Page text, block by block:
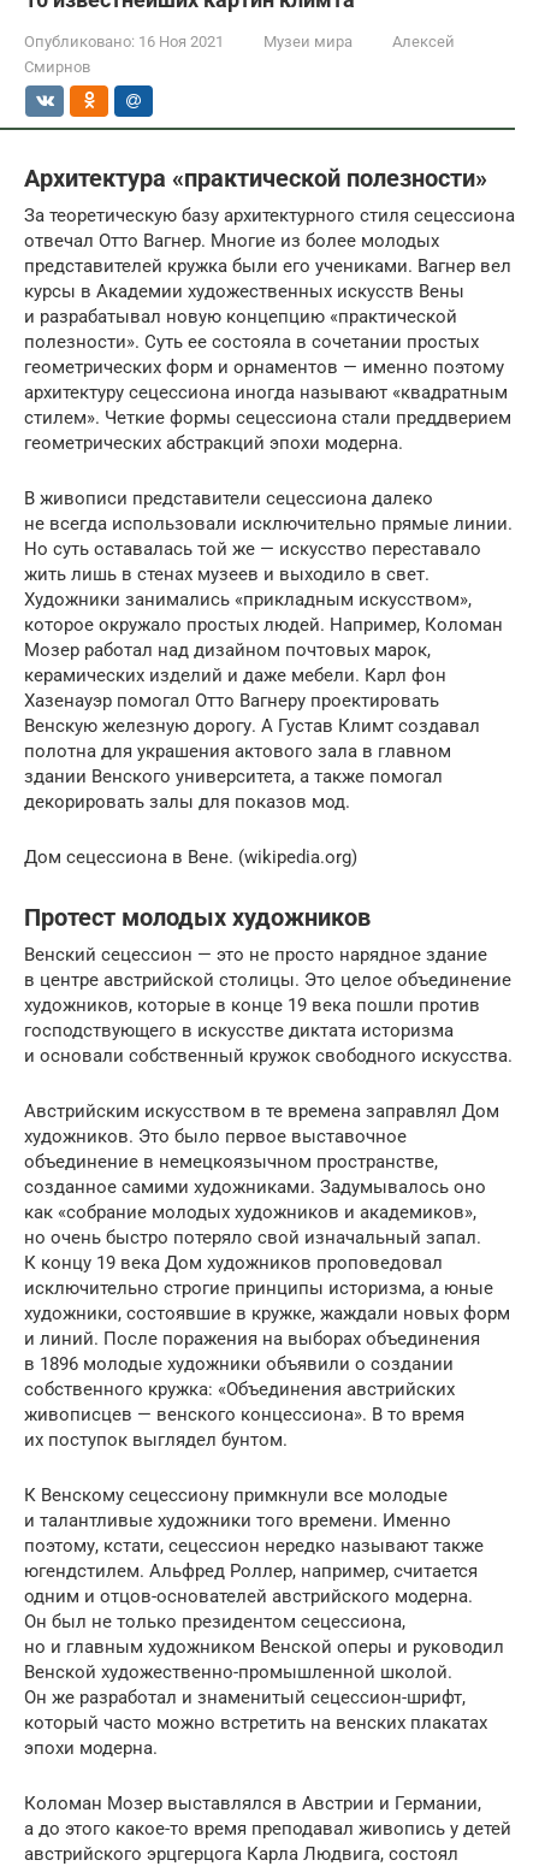
Опубликовано: 16 Ноя 2021 Музеи мира
Алексей
Смирнов
Архитектура «практической полезности»
За теоретическую базу архитектурного стиля сецессиона
отвечал Отто Вагнер. Многие из более молодых
представителей кружка были его учениками. Вагнер вел
курсы в Академии художественных искусств Вены
и разрабатывал новую концепцию «практической
полезности». Суть ее состояла в сочетании простых
геометрических форм и орнаментов — именно поэтому
архитектуру сецессиона иногда называют «квадратным
стилем». Четкие формы сецессиона стали преддверием
геометрических абстракций эпохи модерна.
В живописи представители сецессиона далеко
не всегда использовали исключительно прямые линии.
Но суть оставалась той же — искусство переставало
жить лишь в стенах музеев и выходило в свет.
Художники занимались «прикладным искусством»,
которое окружало простых людей. Например, Коломан
Мозер работал над дизайном почтовых марок,
керамических изделий и даже мебели. Карл фон
Хазенауэр помогал Отто Вагнеру проектировать
Венскую железную дорогу. А Густав Климт создавал
полотна для украшения актового зала в главном
здании Венского университета, а также помогал
декорировать залы для показов мод.
Дом сецессиона в Вене. (wikipedia.org)
Протест молодых художников
Венский сецессион — это не просто нарядное здание
в центре австрийской столицы. Это целое объединение
художников, которые в конце 19 века пошли против
господствующего в искусстве диктата историзма
и основали собственный кружок свободного искусства.
Австрийским искусством в те времена заправлял Дом
художников. Это было первое выставочное
объединение в немецкоязычном пространстве,
созданное самими художниками. Задумывалось оно
как «собрание молодых художников и академиков»,
но очень быстро потеряло свой изначальный запал.
К концу 19 века Дом художников проповедовал
исключительно строгие принципы историзма, а юные
художники, состоявшие в кружке, жаждали новых форм
и линий. После поражения на выборах объединения
в 1896 молодые художники объявили о создании
собственного кружка: «Объединения австрийских
живописцев — венского концессиона». В то время
их поступок выглядел бунтом.
К Венскому сецессиону примкнули все молодые
и талантливые художники того времени. Именно
поэтому, кстати, сецессион нередко называют также
югендстилем. Альфред Роллер, например, считается
одним и отцов-основателей австрийского модерна.
Он был не только президентом сецессиона,
но и главным художником Венской оперы и руководил
Венской художественно-промышленной школой.
Он же разработал и знаменитый сецессион-шрифт,
который часто можно встретить на венских плакатах
эпохи модерна.
Коломан Мозер выставлялся в Австрии и Германии,
а до этого какое-то время преподавал живопись у детей
австрийского эрцгерцога Карла Людвига, состоял